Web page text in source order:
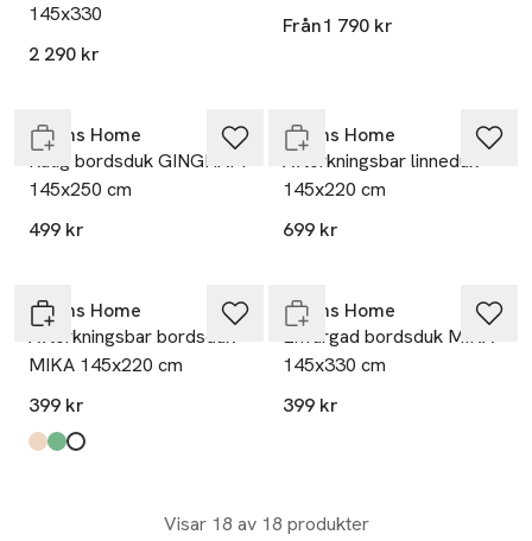
145x330
2 290 kr
Från1 790 kr
Åhléns Home
Rutig bordsduk GINGHAM
145x250 cm
499 kr
Åhléns Home
Avtorkningsbar linneduk
145x220 cm
699 kr
Åhléns Home
Avtorkningsbar bordsduk
MIKA 145x220 cm
399 kr
Produkten finns i färgerna:
Beige,
Lt Green
White,
Åhléns Home
Enfärgad bordsduk MIKA
145x330 cm
399 kr
Visar 18 av 18 produkter